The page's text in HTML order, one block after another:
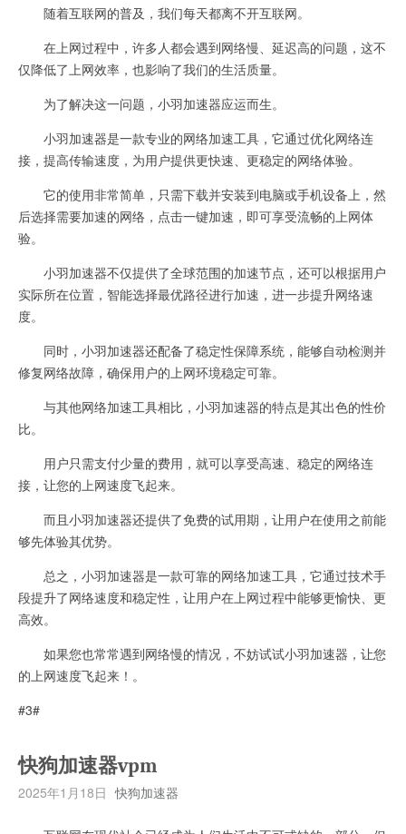
随着互联网的普及，我们每天都离不开互联网。
在上网过程中，许多人都会遇到网络慢、延迟高的问题，这不
仅降低了上网效率，也影响了我们的生活质量。
为了解决这一问题，小羽加速器应运而生。
小羽加速器是一款专业的网络加速工具，它通过优化网络连
接，提高传输速度，为用户提供更快速、更稳定的网络体验。
它的使用非常简单，只需下载并安装到电脑或手机设备上，然
后选择需要加速的网络，点击一键加速，即可享受流畅的上网体
验。
小羽加速器不仅提供了全球范围的加速节点，还可以根据用户
实际所在位置，智能选择最优路径进行加速，进一步提升网络速
度。
同时，小羽加速器还配备了稳定性保障系统，能够自动检测并
修复网络故障，确保用户的上网环境稳定可靠。
与其他网络加速工具相比，小羽加速器的特点是其出色的性价
比。
用户只需支付少量的费用，就可以享受高速、稳定的网络连
接，让您的上网速度飞起来。
而且小羽加速器还提供了免费的试用期，让用户在使用之前能
够先体验其优势。
总之，小羽加速器是一款可靠的网络加速工具，它通过技术手
段提升了网络速度和稳定性，让用户在上网过程中能够更愉快、更
高效。
如果您也常常遇到网络慢的情况，不妨试试小羽加速器，让您
的上网速度飞起来！。
#3#
快狗加速器vpm
2025年1月18日 快狗加速器